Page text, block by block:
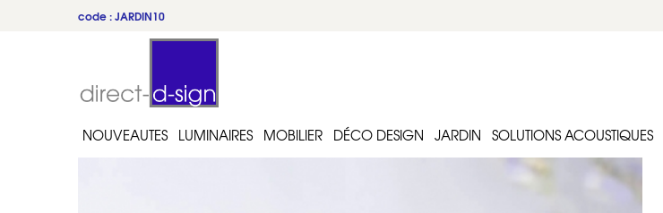
code : JARDIN10
du 22 au 31 juillet
NOUVEAUTES LUMINAIRES MOBILIER DÉCO DESIGN JARDIN SOLUTIONS ACOUSTIQUES